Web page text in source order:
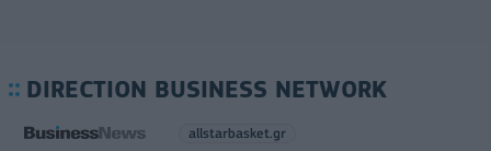
DIRECTION BUSINESS NETWORK
allstarbasket.gr